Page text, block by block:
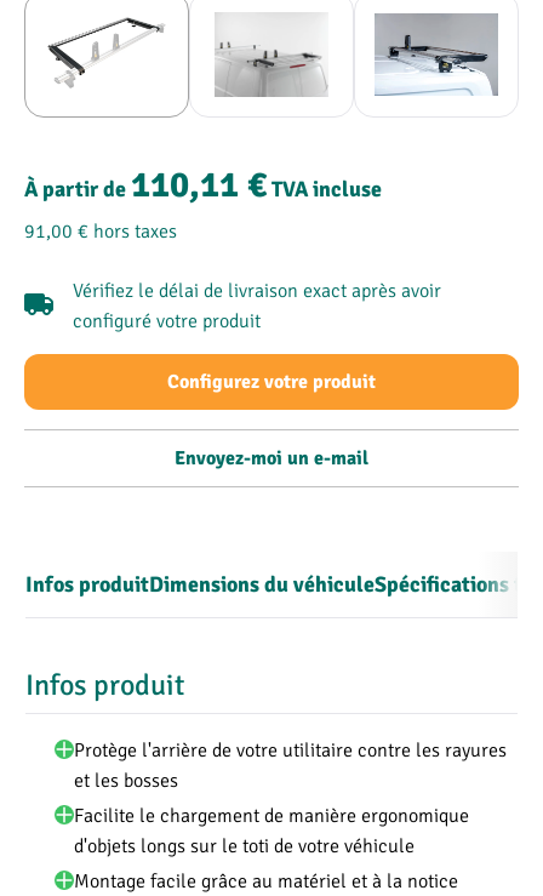
91,00 € hors taxes
À partir de 110,11 €TVA incluse
Vérifiez le délai de livraison exact après avoir
configuré votre produit
Configurez votre produit
Envoyez-moi un e-mail
Infos produitDimensions du véhiculeSpécifications
Infos produit
Protège l'arrière de votre utilitaire contre les rayures
et les bosses
Facilite le chargement de manière ergonomique
d'objets longs sur le toti de votre véhicule
Montage facile grâce au matériel et à la notice